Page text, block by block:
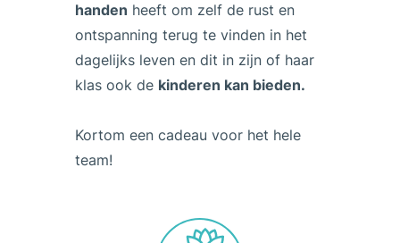
handen heeft om zelf de rust en
ontspanning terug te vinden in het
dagelijks leven en dit in zijn of haar
klas ook de kinderen kan bieden.
Kortom een cadeau voor het hele
team!